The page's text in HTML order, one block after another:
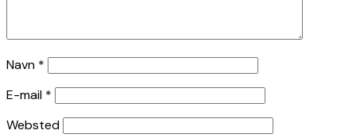
Navn *
E-mail *
Websted